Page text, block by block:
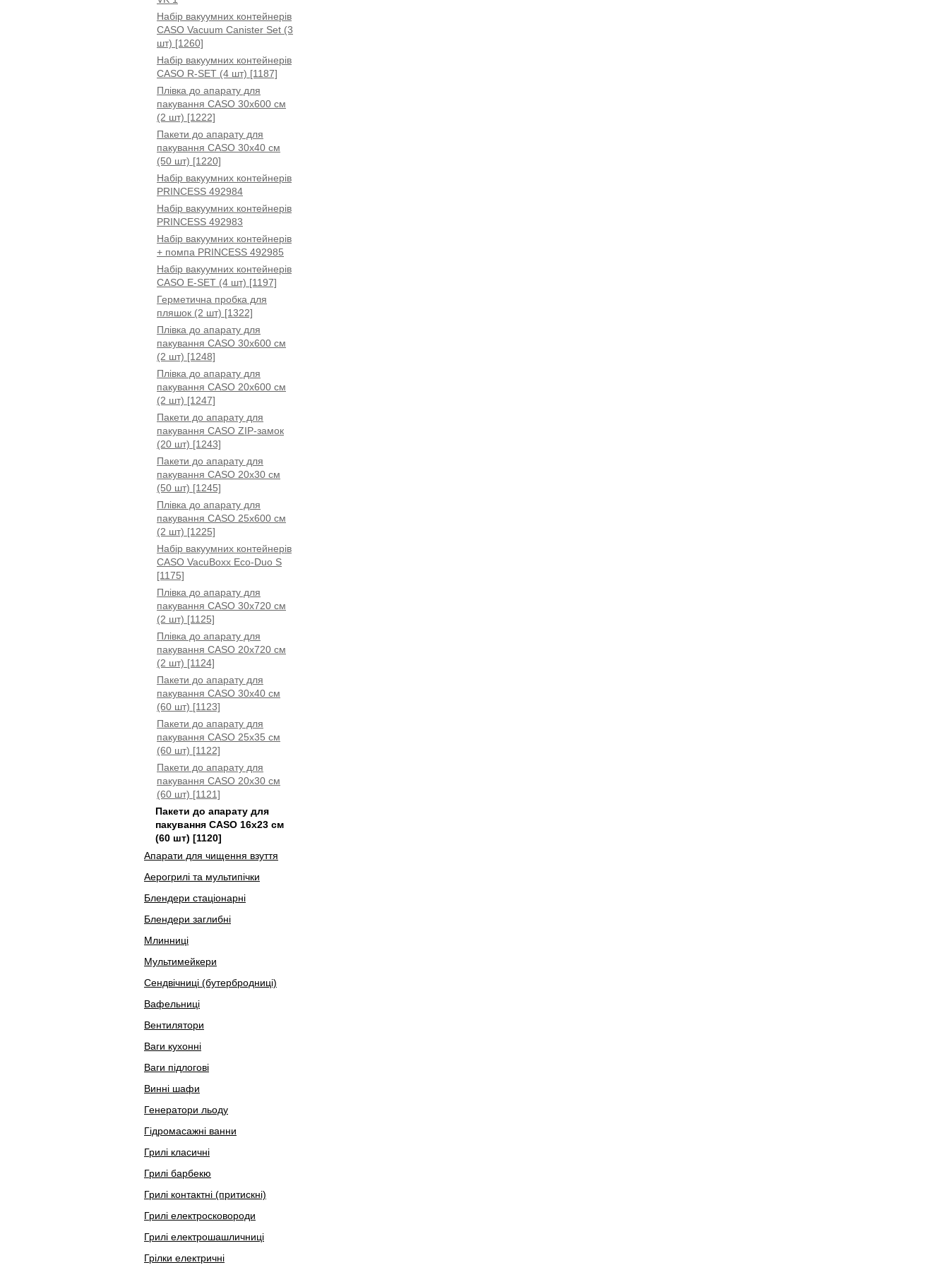
Набір вакуумних контейнерів
CASO Vacuum Canister Set (3
шт) [1260]
Набір вакуумних контейнерів
CASO R-SET (4 шт) [1187]
Плівка до апарату для
пакування CASO 30x600 см
(2 шт) [1222]
Пакети до апарату для
пакування CASO 30x40 см
(50 шт) [1220]
Набір вакуумних контейнерів
PRINCESS 492984
Набір вакуумних контейнерів
PRINCESS 492983
Набір вакуумних контейнерів
+ помпа PRINCESS 492985
Набір вакуумних контейнерів
CASO E-SET (4 шт) [1197]
Герметична пробка для
пляшок (2 шт) [1322]
Плівка до апарату для
пакування CASO 30x600 см
(2 шт) [1248]
Плівка до апарату для
пакування CASO 20x600 см
(2 шт) [1247]
Пакети до апарату для
пакування CASO ZIP-замок
(20 шт) [1243]
Пакети до апарату для
пакування CASO 20x30 см
(50 шт) [1245]
Плівка до апарату для
пакування CASO 25x600 см
(2 шт) [1225]
Набір вакуумних контейнерів
CASO VacuBoxx Eco-Duo S
[1175]
Плівка до апарату для
пакування CASO 30x720 см
(2 шт) [1125]
Плівка до апарату для
пакування CASO 20x720 см
(2 шт) [1124]
Пакети до апарату для
пакування CASO 30x40 см
(60 шт) [1123]
Пакети до апарату для
пакування CASO 25x35 см
(60 шт) [1122]
Пакети до апарату для
пакування CASO 20x30 см
(60 шт) [1121]
Пакети до апарату для
пакування CASO 16x23 см
(60 шт) [1120]
Апарати для чищення взуття
Аерогрилі та мультипічки
Блендери стаціонарні
Блендери заглибні
Млинниці
Мультимейкери
Сендвічниці (бутербродниці)
Вафельниці
Вентилятори
Ваги кухонні
Ваги підлогові
Винні шафи
Генератори льоду
Гідромасажні ванни
Грилі класичні
Грилі барбекю
Грилі контактні (притискні)
Грилі електросковороди
Грилі електрошашличниці
Грілки електричні